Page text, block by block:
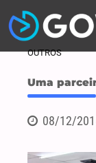
OUTROS
Uma
08/12/